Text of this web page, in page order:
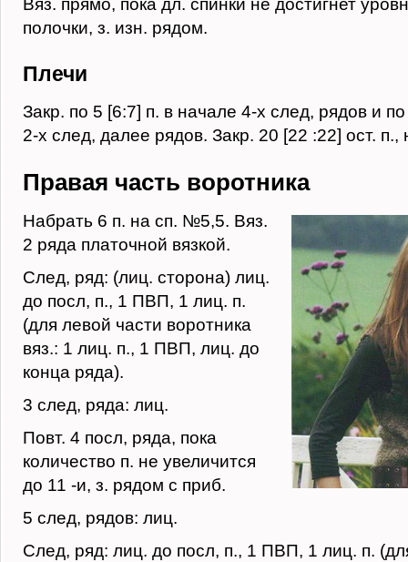
полочки, з. изн. рядом.
Плечи
Закр. по 5 [6:7] п. в начале 4-х след, рядов и
2-х след, далее рядов. Закр. 20 [22 :22] ост. п.,
Правая часть воротника
Набрать 6 п. на сп. №5,5. Вяз.
2 ряда платочной вязкой.
След, ряд: (лиц. сторона) лиц.
до посл, п., 1 ПВП, 1 лиц. п.
(для левой части воротника
вяз.: 1 лиц. п., 1 ПВП, лиц. до
конца ряда).
3 след, ряда: лиц.
Повт. 4 посл, ряда, пока
количество п. не увеличится
до 11 -и, з. рядом с приб.
5 след, рядов: лиц.
След, ряд: лиц. до посл, п., 1 ПВП, 1 лиц. п.